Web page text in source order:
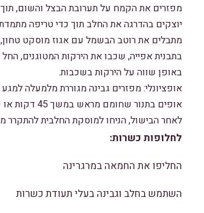
מפזרים את הקמח על תערובת הבצל והשום, תוך ערבוב מתמיד
יוצקים בהדרגה את החלב תוך כדי טריפה
מתבלים את רוטב הבשמל עם אגוז מוסקט
בתבנית אפייה, שכבו את הירקות המטוגנים,
באופן שווה על הירקות בשכבות.
אופציונלי: מפזרים גבינה מגוררת מלמעלה
אופים בתנור שחומם מראש במשך 45 דקות או עד שהחלק העליון מזהיב ומבעבע.
לאחר הבישול, הניחו למוסקת החלבית
לחלופות כשרות:
החליפו את החמאה במרגרינה
השתמש בחלב וגבינה בעלי תעודת כשרות